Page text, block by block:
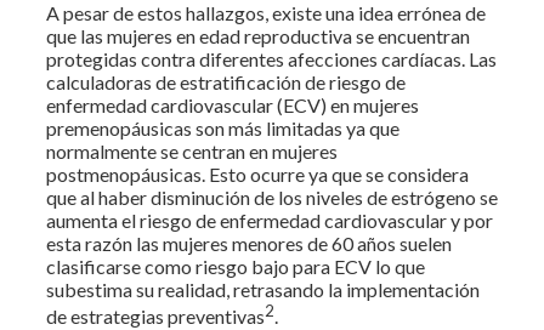
A pesar de estos hallazgos, existe una idea errónea de
que las mujeres en edad reproductiva se encuentran
protegidas contra diferentes afecciones cardíacas. Las
calculadoras de estratificación de riesgo de
enfermedad cardiovascular (ECV) en mujeres
premenopáusicas son más limitadas ya que
normalmente se centran en mujeres
postmenopáusicas. Esto ocurre ya que se considera
que al haber disminución de los niveles de estrógeno se
aumenta el riesgo de enfermedad cardiovascular y por
esta razón las mujeres menores de 60 años suelen
clasificarse como riesgo bajo para ECV lo que
subestima su realidad, retrasando la implementación
de estrategias preventivas2.